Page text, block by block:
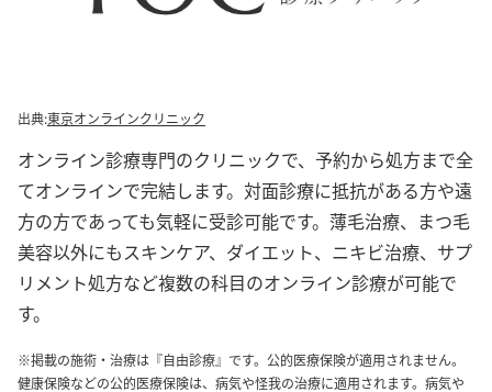
出典:東京オンラインクリニック
オンライン診療専門のクリニックで、予約から処方まで全
てオンラインで完結します。対面診療に抵抗がある方や遠
方の方であっても気軽に受診可能です。薄毛治療、まつ毛
美容以外にもスキンケア、ダイエット、ニキビ治療、サプ
リメント処方など複数の科目のオンライン診療が可能で
す。
※掲載の施術・治療は『自由診療』です。公的医療保険が適用されません。
健康保険などの公的医療保険は、病気や怪我の治療に適用されます。病気や